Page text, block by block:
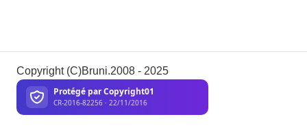
Copyright (C)Bruni.2008 - 2025